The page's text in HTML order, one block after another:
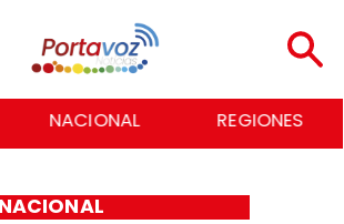
REGIONES ECONOMÍA
NACIONAL